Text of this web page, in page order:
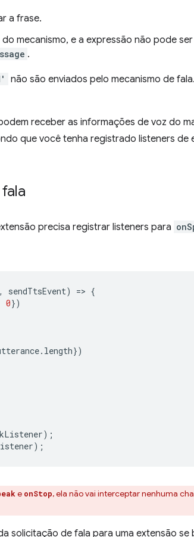
a frase.
mecanismo, e a expressão não pode
.
não são enviados pelo mecanismo de
receber as informações de voz do
que você tenha registrado listeners de
precisa registrar listeners para
, sendTtsEvent) => {
0})
. length})
);
);
e onStop, ela não vai interceptar nenhuma
solicitação de fala para uma extensão se